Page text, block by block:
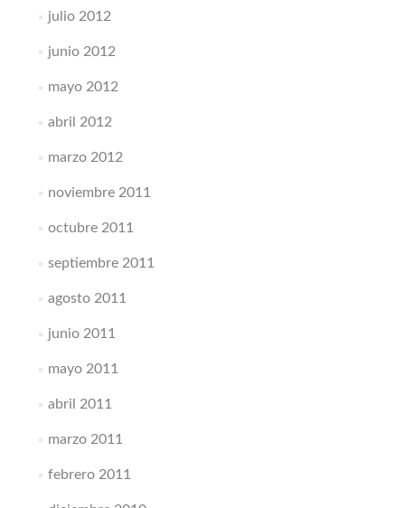
julio 2012
junio 2012
mayo 2012
abril 2012
marzo 2012
noviembre 2011
octubre 2011
septiembre 2011
agosto 2011
junio 2011
mayo 2011
abril 2011
marzo 2011
febrero 2011